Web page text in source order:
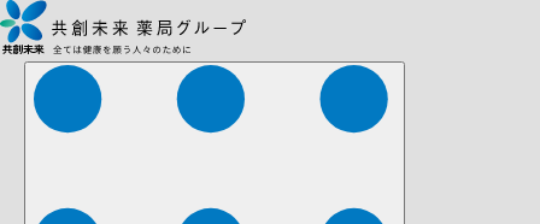
株式会社ファーマみらい 株式会社ストレチア